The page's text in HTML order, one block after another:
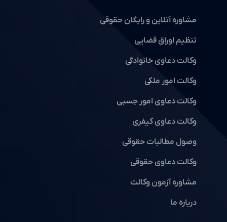
مشاوره آنلاین و رایگان حقوقی
تنظیم اوراق قضایی
وکالت دعاوی خانوادگی
وکالت امور ملکی
وکالت دعاوی امور حِسبی
وکالت دعاوی کیفری
وصول مطالبات حقوقی
وکالت دعاوی حقوقی
مشاوره آزمون وکالت
درباره ما